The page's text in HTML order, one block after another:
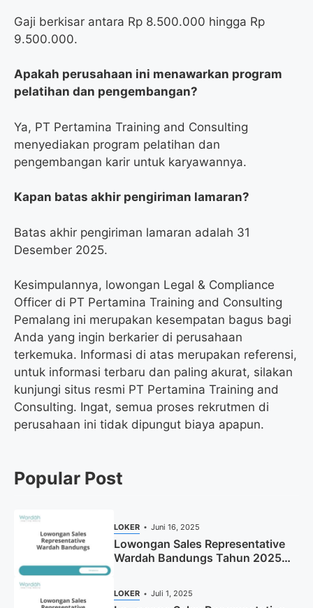
Gaji berkisar antara Rp 8.500.000 hingga Rp
9.500.000.
Apakah perusahaan ini menawarkan program
pelatihan dan pengembangan?
Ya, PT Pertamina Training and Consulting
menyediakan program pelatihan dan
pengembangan karir untuk karyawannya.
Kapan batas akhir pengiriman lamaran?
Batas akhir pengiriman lamaran adalah 31
Desember 2025.
Kesimpulannya, lowongan Legal & Compliance
Officer di PT Pertamina Training and Consulting
Pemalang ini merupakan kesempatan bagus bagi
Anda yang ingin berkarier di perusahaan
terkemuka. Informasi di atas merupakan referensi,
untuk informasi terbaru dan paling akurat, silakan
kunjungi situs resmi PT Pertamina Training and
Consulting. Ingat, semua proses rekrutmen di
perusahaan ini tidak dipungut biaya apapun.
Popular Post
LOKER Juni 16, 2025
Lowongan Sales Representative
Wardah Bandungs Tahun 2025
LOKER Juli 1, 2025